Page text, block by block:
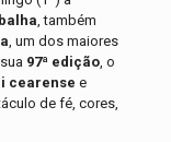
, também
, um dos maiores
97ª edição, o
cearense e
de fé, cores,